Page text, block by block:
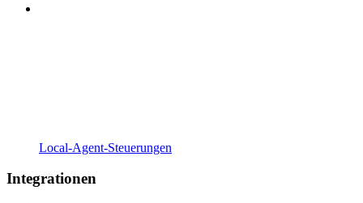
Local-Agent-Steuerungen
Integrationen